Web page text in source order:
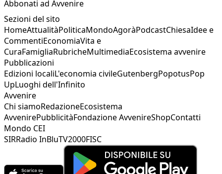
Abbonati ad Avvenire
Sezioni del sito
HomeAttualitàPoliticaMondoAgoràPodcastChiesaIdee e
CommentiEconomiaVita e
CuraFamigliaRubricheMultimediaEcosistema avvenire
Pubblicazioni
Edizioni localiL'economia civileGutenbergPopotusPop
UpLuoghi dell'Infinito
Avvenire
Chi siamoRedazioneEcosistema
AvvenirePubblicitàFondazione AvvenireShopContatti
Mondo CEI
SIRRadio InBluTV2000FISC